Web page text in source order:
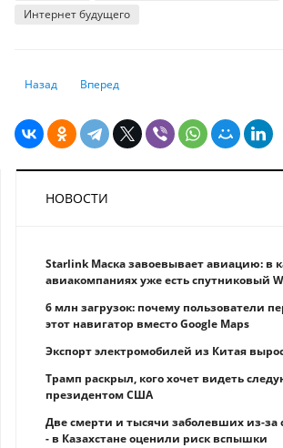
Интернет будущего
Предыдущий: Рейтинг антивирусов 2020:
Назад Следующий: Чем компания Tesla
Вперед
НОВОСТИ
Starlink Маска завоевывает авиацию: в
авиакомпаниях уже есть спутниковый
6 млн загрузок: почему пользователи
этот навигатор вместо Google Maps
Экспорт электромобилей из Китая
Трамп раскрыл, кого хочет видеть
президентом США
Две смерти и тысячи заболевших из-за
- в Казахстане оценили риск вспышки